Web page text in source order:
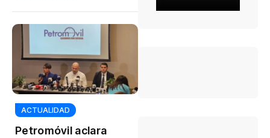
ACTUALIDAD
Petromóvil aclara